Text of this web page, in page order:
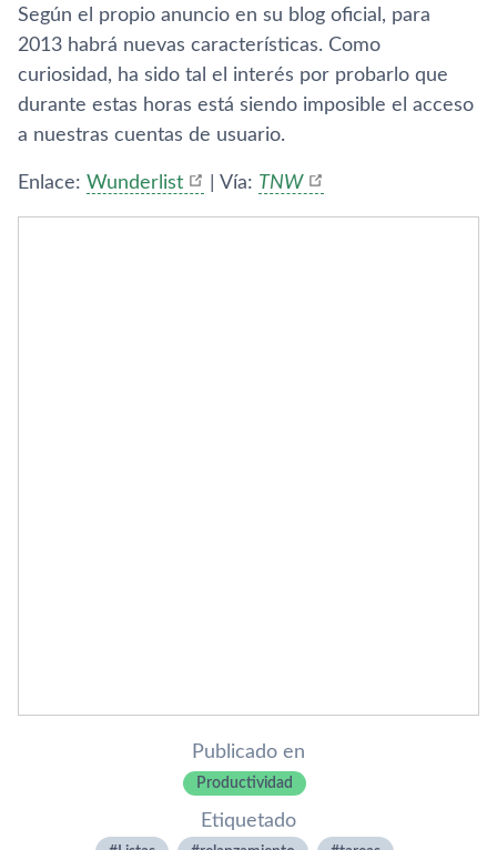
Según el propio anuncio en su blog oficial, para
2013 habrá nuevas caracterí­sticas. Como
curiosidad, ha sido tal el interés por probarlo que
durante estas horas está siendo imposible el acceso
a nuestras cuentas de usuario.
Enlace: Wunderlist | Ví­a: TNW
Publicado en
Productividad
Etiquetado